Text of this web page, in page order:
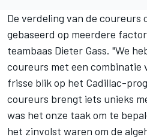
De verdeling van de coureurs
gebaseerd op meerdere
teambaas Dieter Gass. "We
coureurs met een combinatie
frisse blik op het Cadillac-
coureurs brengt iets unieks
was het onze taak om te
het zinvolst waren om de